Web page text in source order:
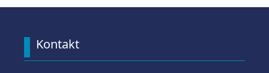
Kontakt